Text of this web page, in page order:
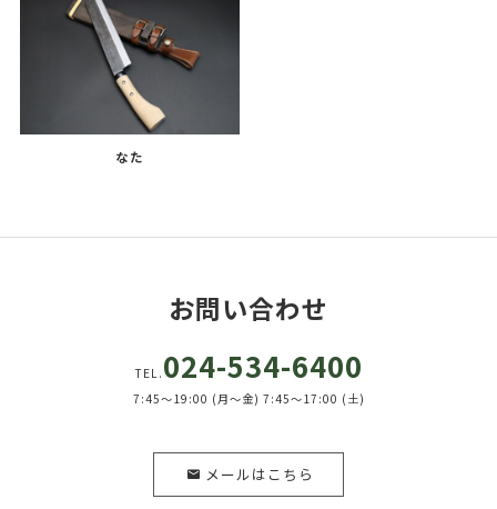
なた
お問い合わせ
TEL. 024-534-6400
7:45～19:00 (月～金) 7:45～17:00 (土)
メールはこちら